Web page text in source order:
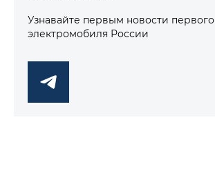
Узнавайте первым новости первого
электромобиля России